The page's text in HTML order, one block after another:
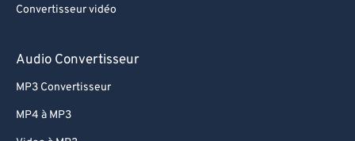
Convertisseur vidéo
Audio Convertisseur
MP3 Convertisseur
MP4 à MP3